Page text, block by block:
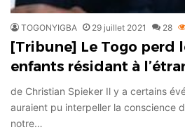
TOGONYIGBA 29 juillet 2021 28
[Tribune] Le Togo perd
enfants résidant à
de Christian Spieker Il y a certains
auraient pu interpeller la conscience
notre…